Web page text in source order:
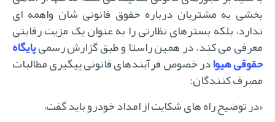
بخشی به مشتریان درباره حقوق قانونی شان واهمه ای
ندارد، بلکه بسترهای نظارتی را به عنوان یک مزیت رقابتی
معرفی می کند. در همین راستا و طبق گزارش رسمیپایگاه
حقوقی هیوادر خصوص فرآیندهای قانونی پیگیری مطالبات
مصرف کنندگان:
«در توضیح راه های شکایت از امداد خودرو باید گفت،